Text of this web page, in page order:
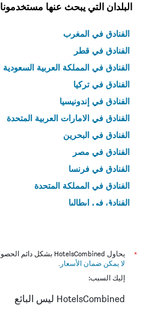
البلدان التي يبحث عنها مستخدمونا
الفنادق في المغرب
الفنادق في قطر
الفنادق في المملكة العربية السعودية
الفنادق في تركيا
الفنادق في إندونيسيا
الفنادق في الامارات العربية المتحدة
الفنادق في البحرين
الفنادق في مصر
الفنادق في فرنسا
الفنادق في المملكة المتحدة
الفنادق في إيطاليا
*
يحاول HotelsCombined بشكل دائم الحصول على الأسعار الدقيقة، ولكن
لا يمكن ضمان الأسعار .
إليك السبب:
HotelsCombined ليس البائع